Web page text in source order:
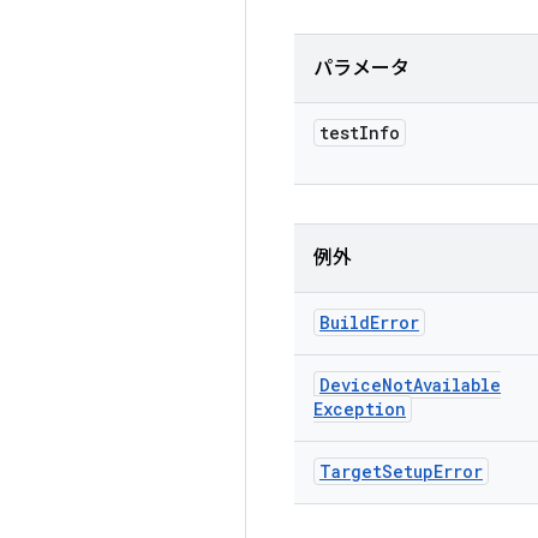
パラメータ
testInfo
例外
BuildError
DeviceNotAvailable
Exception
TargetSetupError